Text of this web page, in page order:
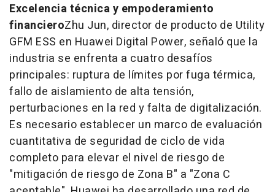
Excelencia técnica y empoderamiento
financieroZhu Jun, director de producto de Utility
GFM ESS en Huawei Digital Power, señaló que la
industria se enfrenta a cuatro desafíos
principales: ruptura de límites por fuga térmica,
fallo de aislamiento de alta tensión,
perturbaciones en la red y falta de digitalización.
Es necesario establecer un marco de evaluación
cuantitativa de seguridad de ciclo de vida
completo para elevar el nivel de riesgo de
"mitigación de riesgo de Zona B" a "Zona C